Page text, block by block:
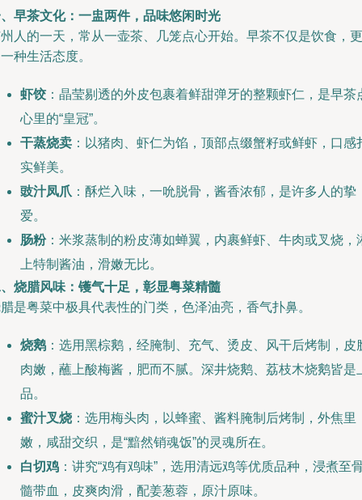
早茶文化：一盅两件，品味悠闲时光
人的一天，常从一壶茶、几笼点心开始。早茶不仅是饮食，更
种生活态度。
虾饺 ：晶莹剔透的外皮包裹着鲜甜弹牙的整颗虾仁，是早茶
心里的“皇冠”。
干蒸烧卖 ：以猪肉、虾仁为馅，顶部点缀蟹籽或鲜虾，口感
实鲜美。
豉汁凤爪 ：酥烂入味，一吮脱骨，酱香浓郁，是许多人的挚
爱。
肠粉：米浆蒸制的粉皮薄如蝉翼，内裹鲜虾、牛肉或叉烧，
上特制酱油，滑嫩无比。
烧腊风味：镬气十足，彰显粤菜精髓
是粤菜中极具代表性的门类，色泽油亮，香气扑鼻。
烧鹅 ：选用黑棕鹅，经腌制、充气、烫皮、风干后烤制，皮
肉嫩，蘸上酸梅酱，肥而不腻。深井烧鹅、荔枝木烧鹅皆是
品。
蜜汁叉烧 ：选用梅头肉，以蜂蜜、酱料腌制后烤制，外焦里
嫩，咸甜交织，是“黯然销魂饭”的灵魂所在。
白切鸡 ：讲究“鸡有鸡味”，选用清远鸡等优质品种，浸煮至
髓带血，皮爽肉滑，配姜葱蓉，原汁原味。